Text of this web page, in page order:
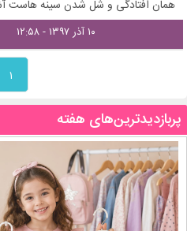
همان افتادگی و شل شدن سینه هاست
۱۰ آذر ۱۳۹۷ - ۱۲:۵۸
۱
پربازدیدترین‌های هفته